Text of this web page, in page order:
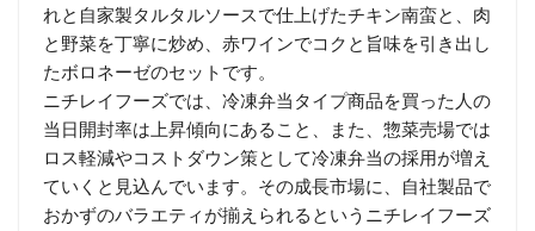
れと自家製タルタルソースで仕上げたチキン南蛮と、肉
と野菜を丁寧に炒め、赤ワインでコクと旨味を引き出し
たボロネーゼのセットです。
ニチレイフーズでは、冷凍弁当タイプ商品を買った人の
当日開封率は上昇傾向にあること、また、惣菜売場では
ロス軽減やコストダウン策として冷凍弁当の採用が増え
ていくと見込んでいます。その成長市場に、自社製品で
おかずのバラエティが揃えられるというニチレイフーズ